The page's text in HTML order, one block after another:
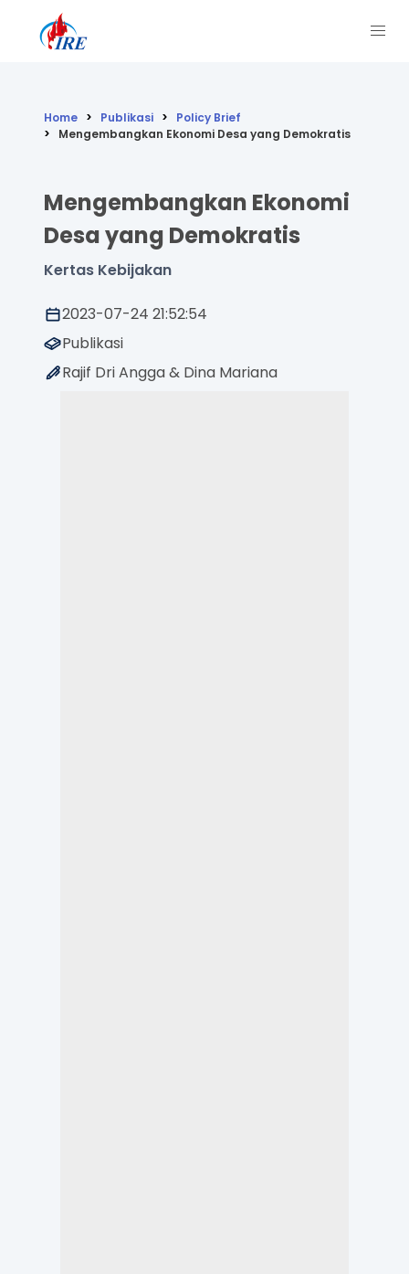
Home Publikasi
Policy Brief
Mengembangkan Ekonomi Desa yang Demokratis
Mengembangkan Ekonomi
Desa yang Demokratis
Kertas Kebijakan
2023-07-24 21:52:54
Publikasi
Rajif Dri Angga & Dina Mariana